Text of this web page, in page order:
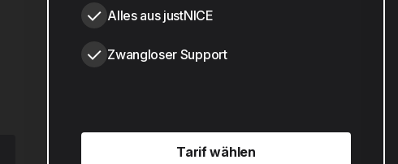
Alles aus justNICE
Zwangloser Support
Tarif wählen